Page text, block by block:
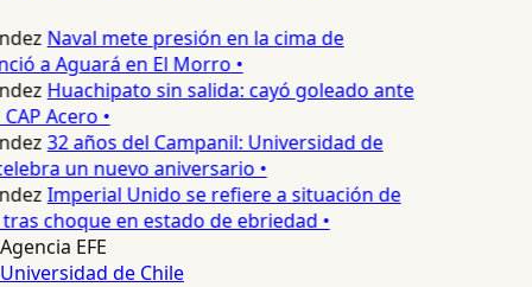
Naval mete presión en la cima de
a Aguará en El Morro •
Huachipato sin salida: cayó goleado ante
Acero •
32 años del Campanil: Universidad de
un nuevo aniversario •
Imperial Unido se refiere a situación de
choque en estado de ebriedad •
Agencia EFE
Universidad de Chile